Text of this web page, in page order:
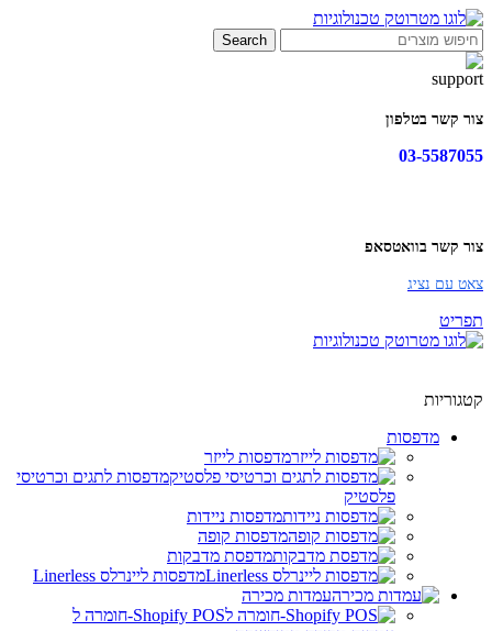
Search
צור קשר בטלפון
03-5587055
צור קשר בוואטסאפ
צאט עם נציג
תפריט
קטגוריות
מדפסות
מדפסות לייזר
מדפסות לתגים וכרטיסי
פלסטיק
מדפסות ניידות
מדפסות קופה
מדפסת מדבקות
מדפסות ליינרלס Linerless
עמדות מכירה
Shopify POS-חומרה ל